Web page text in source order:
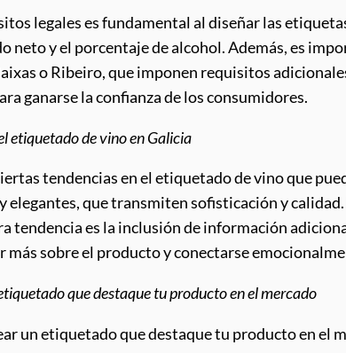
legales es fundamental al diseñar las
neto y el porcentaje de alcohol. Además, es
o Ribeiro, que imponen requisitos
ganarse la confianza de los consumidores.
etiquetado de vino en Galicia
tendencias en el etiquetado de vino que
elegantes, que transmiten sofisticación y
tendencia es la inclusión de información
más sobre el producto y conectarse
que destaque tu producto en el mercado
un etiquetado que destaque tu producto en el